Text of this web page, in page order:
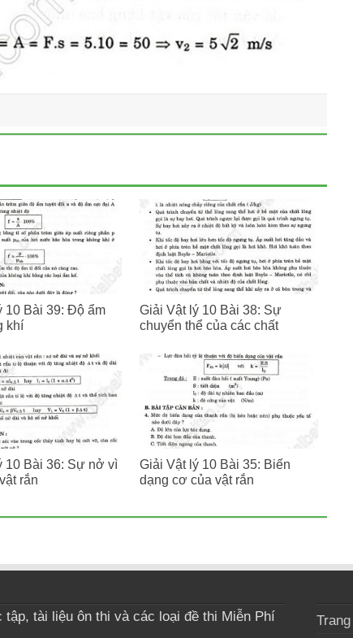
10 Bài 39: Độ ẩm
khí
Giải Vật lý 10 Bài 38: Sự
chuyển thể của các chất
10 Bài 36: Sự nở vì
rắn
Giải Vật lý 10 Bài 35: Biến
dạng cơ của vật rắn
tài liệu ôn thi và các loại đề thi Miễn Phí